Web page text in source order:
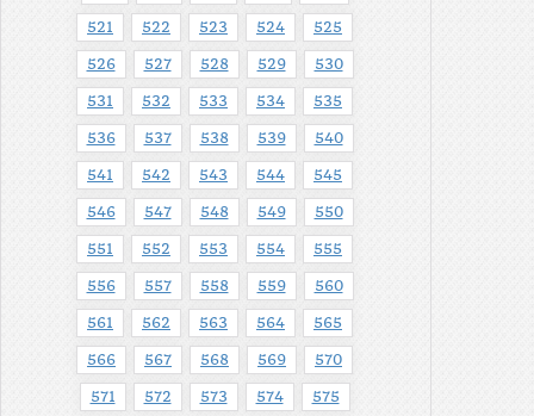
521 522 523 524 525
526 527 528 529 530
531 532 533 534 535
536 537 538 539 540
541 542 543 544 545
546 547 548 549 550
551 552 553 554 555
556 557 558 559 560
561 562 563 564 565
566 567 568 569 570
571 572 573 574 575